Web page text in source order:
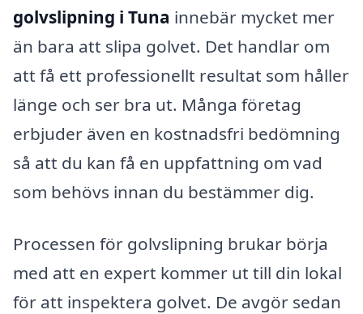
golvslipning i Tuna innebär mycket mer
än bara att slipa golvet. Det handlar om
att få ett professionellt resultat som håller
länge och ser bra ut. Många företag
erbjuder även en kostnadsfri bedömning
så att du kan få en uppfattning om vad
som behövs innan du bestämmer dig.
Processen för golvslipning brukar börja
med att en expert kommer ut till din lokal
för att inspektera golvet. De avgör sedan